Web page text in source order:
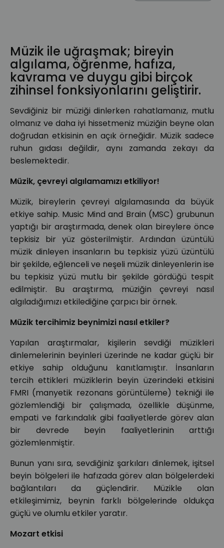
Müzik ile uğraşmak; bireyin
algılama, öğrenme, hafıza,
kavrama ve duygu gibi birçok
zihinsel fonksiyonlarını geliştirir.
Sevdiğiniz bir müziği dinlerken rahatlamanız, mutlu
olmanız ve daha iyi hissetmeniz müziğin beyne olan
doğrudan etkisinin en açık örneğidir. Müzik sadece
ruhun gıdası değildir, aynı zamanda zekayı da
beslemektedir.
Müzik, çevreyi algılamamızı etkiliyor!
Müzik, bireylerin çevreyi algılamasında da büyük
etkiye sahip. Music Mind and Brain (MSC) grubunun
yaptığı bir araştırmada, denek olan bireylere önce
tepkisiz bir yüz gösterilmiştir. Ardından üzüntülü
müzik dinleyen insanların bu tepkisiz yüzü üzüntülü
bir şekilde, eğlenceli ve neşeli müzik dinleyenlerin ise
bu tepkisiz yüzü mutlu bir şekilde gördüğü tespit
edilmiştir. Bu araştırma, müziğin çevreyi nasıl
algıladığımızı etkilediğine çarpıcı bir örnek.
Müzik tercihimiz beynimizi nasıl etkiler?
Yapılan araştırmalar, kişilerin sevdiği müzikleri
dinlemelerinin beyinleri üzerinde ne kadar güçlü bir
etkiye sahip olduğunu kanıtlamıştır. İnsanların
tercih ettikleri müziklerin beyin üzerindeki etkisini
FMRI (manyetik rezonans görüntüleme) tekniği ile
gözlemlendiği bir çalışmada, özellikle düşünme,
empati ve farkındalık gibi faaliyetlerde görev alan
bir devrede beyin faaliyetlerinin arttığı
gözlemlenmiştir.
Bunun yanı sıra, sevdiğiniz şarkıları dinlemek, işitsel
beyin bölgeleri ile hafızada görev alan bölgelerdeki
bağlantıları da güçlendirir. Müzikle olan
etkileşimimiz, beynin farklı bölgelerinde oldukça
güçlü ve olumlu etkiler yaratır.
Mozart etkisi